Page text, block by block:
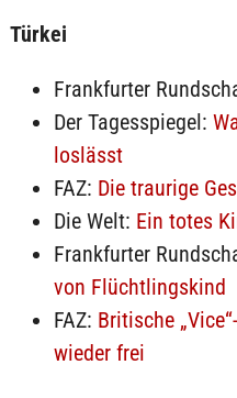
Türkei
Frankfurter
Der Tagesspiegel:
loslässt
FAZ: Die traurige
Die Welt: Ein totes
Frankfurter
von Flüchtlingskind
FAZ: Britische
wieder frei